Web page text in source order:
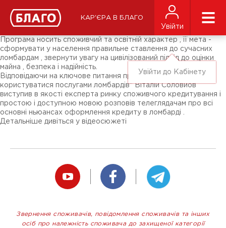
КАР'ЄРА В БЛАГО
Увійти
Увійти до Кабінету
ЗМІ про нас
Підписники соц-мереж
Ярмарки
Програма носить споживчий та освітній характер , її мета -
сформувати у населення правильне ставлення до сучасних
ломбардам , звернути увагу на цивілізований підхід до оцінки
майна , безпека і надійність.
Відповідаючи на ключове питання програми: " Як правильно
користуватися послугами ломбардів" Віталій Соловйов
виступив в якості експерта ринку споживчого кредитування і
простою і доступною мовою розповів телеглядачам про всі
основні ньюансах оформлення кредиту в ломбарді .
Детальніше дивіться у відеосюжеті
Звернення споживачів, повідомлення споживачів та інших
осіб про належність споживача до захищеної категорії